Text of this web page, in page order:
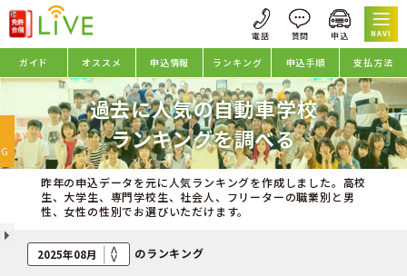
NAVI
ガイド オススメ 申込情報 ランキング 申込手順 支払方法
過去に人気の自動車学校
ランキングを調べる
昨年の申込データを元に人気ランキングを作成しました。高校
生、大学生、専門学校生、社会人、フリーターの職業別と男
性、女性の性別でお選びいただけます。
のランキング